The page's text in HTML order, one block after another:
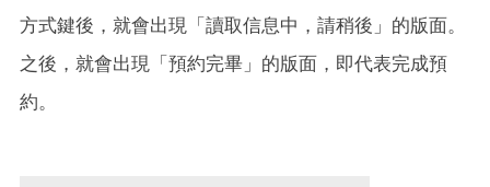
方式鍵後，就會出現「讀取信息中，請稍後」的版面。
之後，就會出現「預約完畢」的版面，即代表完成預
約。